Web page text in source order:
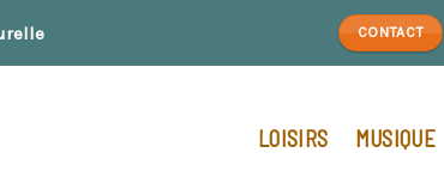
CONTACT
LOISIRS MUSIQUE